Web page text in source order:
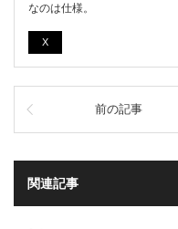
なのは仕様。
X
前の記事
関連記事